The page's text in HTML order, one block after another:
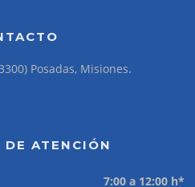
Posadas, Misiones.
DE ATENCIÓN
7:00 a 12:00 h*